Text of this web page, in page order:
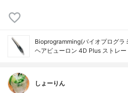
Bioprogramming(バイオプログラ
ヘアビューロン 4D Plus ストレ
しょーりん